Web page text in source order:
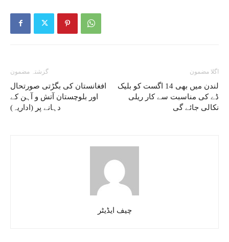
گزشتہ مضمون
افغانستان کی بگڑتی صورتحال
اور بلوچستان آتش و آہن کے
دہانے پر (اداریہ)
اگلا مضمون
لندن میں بھی 14 اگست کو بلیک
ڈے کی مناسبت سے کار ریلی
نکالی جائے گی
چیف ایڈیٹر